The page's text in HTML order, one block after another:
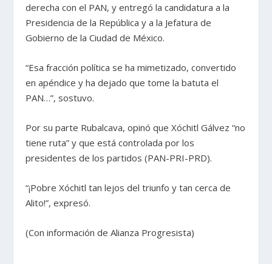
derecha con el PAN, y entregó la candidatura a la
Presidencia de la República y a la Jefatura de
Gobierno de la Ciudad de México.
“Esa fracción política se ha mimetizado, convertido
en apéndice y ha dejado que tome la batuta el
PAN…”, sostuvo.
Por su parte Rubalcava, opinó que Xóchitl Gálvez “no
tiene ruta” y que está controlada por los
presidentes de los partidos (PAN-PRI-PRD).
“¡Pobre Xóchitl tan lejos del triunfo y tan cerca de
Alito!”, expresó.
(Con información de Alianza Progresista)